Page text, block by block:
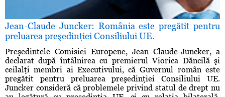
Jean-Claude Juncker: România este pregătit pentru
preluarea preşedinţiei Consiliului UE.
Preşedintele Comisiei Europene, Jean Claude-Juncker, a
declarat după întâlnirea cu premierul Viorica Dăncilă şi
ceilalţi membri ai Executivului, că Guvernul român este
pregătit pentru preluarea preşedinţiei Consiliului UE.
Juncker consideră că problemele privind statul de drept nu